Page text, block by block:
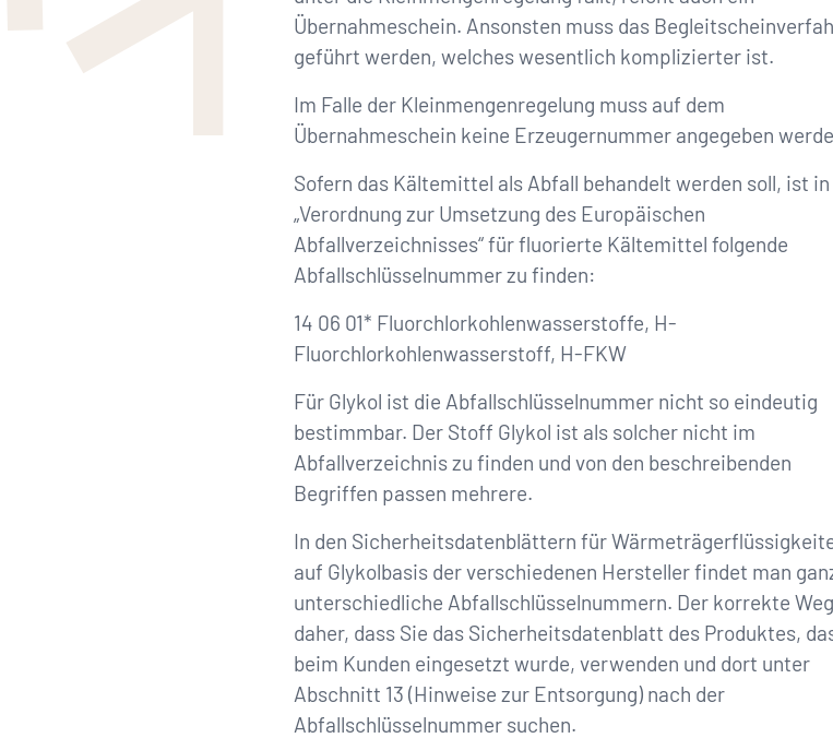
Übernahmeschein. Ansonsten muss das
geführt werden, welches wesentlich komplizierter ist.
Im Falle der Kleinmengenregelung muss auf dem
Übernahmeschein keine Erzeugernummer angege­ben
Sofern das Kältemittel als Abfall behandelt werden soll, ist
„Verordnung zur Umsetzung des Europäischen
Abfallverzeichnisses“ für fluorierte Kältemittel folgende
Abfallschlüsselnummer zu fin­den:
14 06 01* Fluorchlorkohlenwasserstoffe, H-
Fluorchlorkohlenwasserstoff, H-FKW
Für Glykol ist die Abfallschlüsselnummer nicht so eindeutig
bestimmbar. Der Stoff Glykol ist als sol­cher nicht im
Abfallverzeichnis zu finden und von den beschreibenden
Begriffen passen mehrere.
In den Sicherheitsdatenblättern für
auf Glykolbasis der verschiedenen Her­steller findet man
unterschiedliche Abfallschlüsselnummern. Der korrekte
daher, dass Sie das Sicherheitsdatenblatt des Produktes,
beim Kunden eingesetzt wurde, verwenden und dort unter
Abschnitt 13 (Hinweise zur Entsorgung) nach der
Abfallschlüsselnummer suchen.